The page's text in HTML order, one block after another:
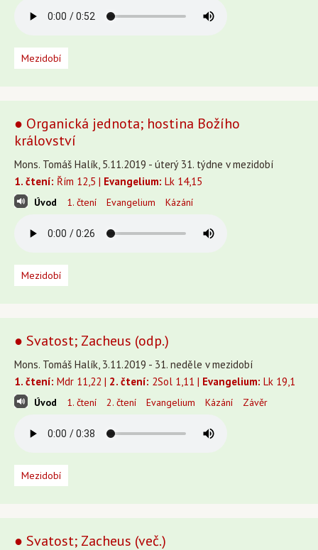
Mezidobí
● Organická jednota; hostina Božího
království
Mons. Tomáš Halík, 5.11.2019 - úterý 31. týdne v mezidobí
1. čtení: Řím 12,5 | Evangelium: Lk 14,15
Úvod 1. čtení Evangelium Kázání
Mezidobí
● Svatost; Zacheus (odp.)
Mons. Tomáš Halík, 3.11.2019 - 31. neděle v mezidobí
1. čtení: Mdr 11,22 | 2. čtení: 2Sol 1,11 | Evangelium: Lk 19,1
Úvod 1. čtení 2. čtení Evangelium Kázání Závěr
Mezidobí
● Svatost; Zacheus (več.)